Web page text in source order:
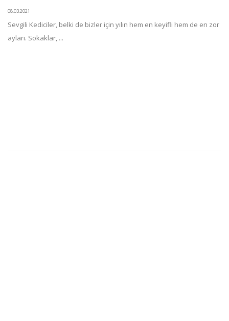
08.03.2021
Sevgili Kediciler, belki de bizler için yılın hem en keyifli hem de en zor
ayları. Sokaklar, ...